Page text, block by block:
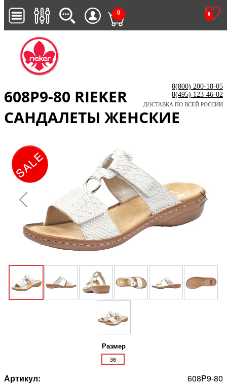
0
0
8(800) 200-18-05
8(495) 123-46-02
ДОСТАВКА ПО ВСЕЙ РОССИИ
608P9-80 RIEKER
САНДАЛЕТЫ ЖЕНСКИЕ
Размер
36
Артикул:
608P9-80